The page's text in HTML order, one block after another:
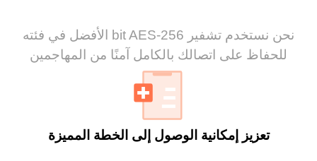
نحن نستخدم تشفير 256-bit AES الأفضل في فئته
للحفاظ على اتصالك بالكامل آمنًا من المهاجمين
تعزيز إمكانية الوصول إلى الخطة المميزة